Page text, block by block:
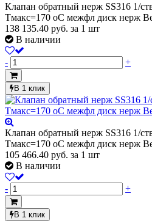
Клапан обратный нерж SS316 1/
Тмакс=170 оС межфл диск нерж
138 135.40 руб. за 1 шт
В наличии
- +
В 1 клик
Клапан обратный нерж SS316 1/
Тмакс=170 оС межфл диск нерж
105 466.40 руб. за 1 шт
В наличии
- +
В 1 клик